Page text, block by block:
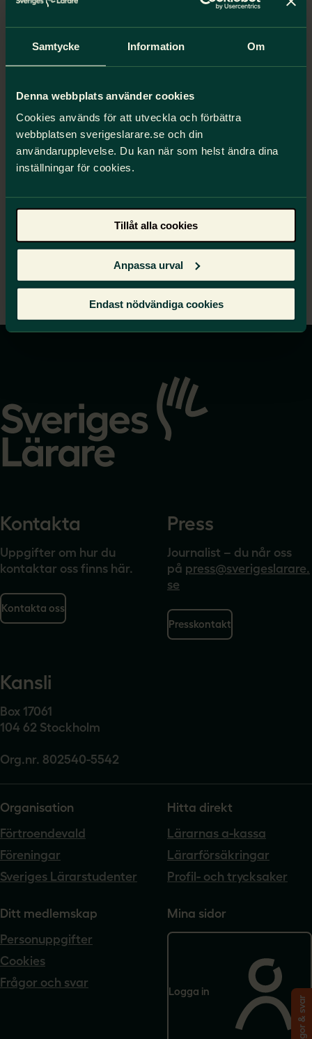
Samtycke Information Om
Denna webbplats använder cookies
Cookies används för att utveckla och förbättra
webbplatsen sverigeslarare.se och din
användarupplevelse. Du kan när som helst ändra dina
inställningar för cookies.
Tillåt alla cookies
Anpassa urval
Endast nödvändiga cookies
Margareta Karpinska, lärare modersmål,
Modersmålsenheten - ledamot, internationellt
ansvar
Matteus Rahbarzare, lärare fritidshem,
Jennifer Moudi Granberg, lärare grundskola, F-6,
Vallatorpskolan - ledamot
Caroline Nyström, lärare grundskola, svenska-
Gustav Tängermark, lärare grundskola, 4-6,
Hägerneholmsskolan - suppleant
startsidan
Kontakta
Uppgifter om hur du
kontaktar oss finns här.
Kontakta oss
Press
Journalist – du når oss
på press@sverigeslarare.
se
Presskontakt
Kansli
Box 17061
104 62 Stockholm
Org.nr. 802540-5542
Organisation
Förtroendevald
Föreningar
Sveriges Lärarstudenter
Hitta direkt
Lärarnas a-kassa
Lärarförsäkringar
Profil- och trycksaker
Ditt medlemskap
Personuppgifter
Cookies
Frågor och svar
Mina sidor
Logga in
Frågor & svar